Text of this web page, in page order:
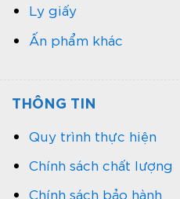
Ly giấy
Ấn phẩm khác
THÔNG TIN
Quy trình thực hiện
Chính sách chất lượng
Chính sách bảo hành